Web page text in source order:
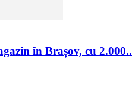
în Brașov, cu